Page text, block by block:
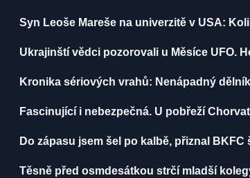
Syn Leoše Mareše na univerzitě v USA:
Ukrajinští vědci pozorovali u Měsíce UFO.
Kronika sériových vrahů: Nenápadný
Fascinující i nebezpečná. U pobřeží
Do zápasu jsem šel po kalbě, přiznal
Těsně před osmdesátkou strčí mladší